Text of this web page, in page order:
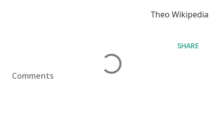
Theo Wikipedia
SHARE
Comments